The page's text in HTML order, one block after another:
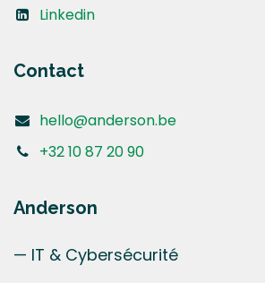
Linkedin
Contact
hello@anderson.be
+32 10 87 20 90
Anderson
— IT & Cybersécurité